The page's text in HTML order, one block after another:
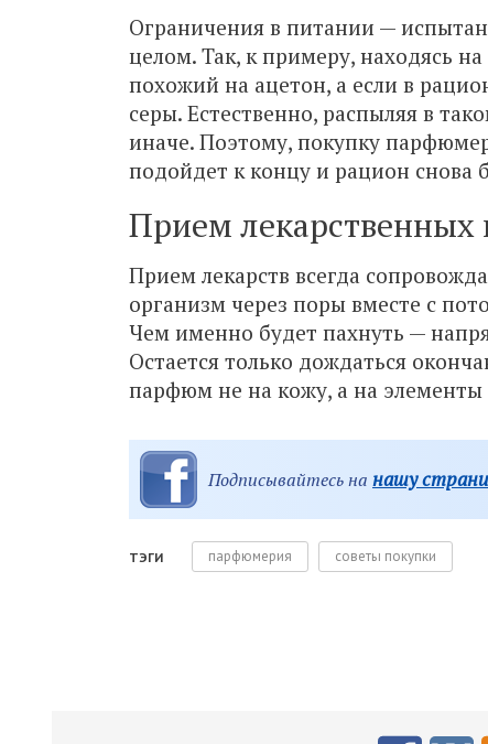
Ограничения в питании —
целом. Так, к примеру, находясь
похожий на ацетон, а если в
серы. Естественно, распыляя в
иначе. Поэтому, покупку
подойдет к концу и рацион снова
Прием лекарственных
Прием лекарств всегда
организм через поры вместе с
Чем именно будет пахнуть —
Остается только дождаться
парфюм не на кожу, а на
Подписывайтесь на нашу
ТЭГИ парфюмерия советы покупки